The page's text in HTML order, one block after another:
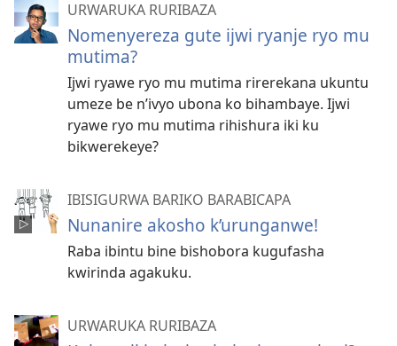
URWARUKA RURIBAZA
Nomenyereza gute ijwi ryanje ryo mu
mutima?
Ijwi ryawe ryo mu mutima rirerekana ukuntu
umeze be n’ivyo ubona ko bihambaye. Ijwi
ryawe ryo mu mutima rihishura iki ku
bikwerekeye?
IBISIGURWA BARIKO BARABICAPA
Nunanire akosho k’urunganwe!
Raba ibintu bine bishobora kugufasha
kwirinda agakuku.
URWARUKA RURIBAZA